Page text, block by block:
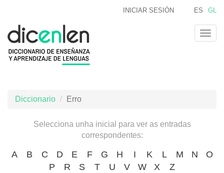
contido
principal
ES GL
INICIAR SESIÓN
Diccionario Erro
Selecciona unha inicial para ver as entradas
correspondentes:
A B C D E F G H I K L M N
O
P
R S T U V W X Z